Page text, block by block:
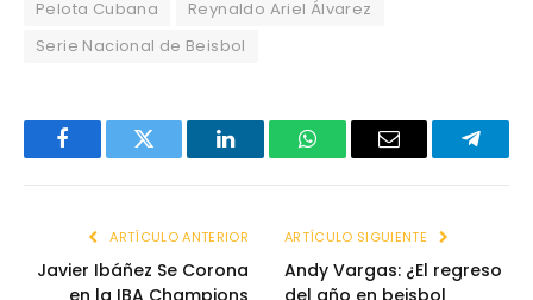
Pelota Cubana
Reynaldo Ariel Álvarez
Serie Nacional de Beisbol
FacebookTwitter LinkedInWhatsAppEmail
ARTÍCULO ANTERIOR
Javier Ibáñez Se Corona
ARTÍCULO SIGUIENTE
Andy Vargas: ¿El regreso